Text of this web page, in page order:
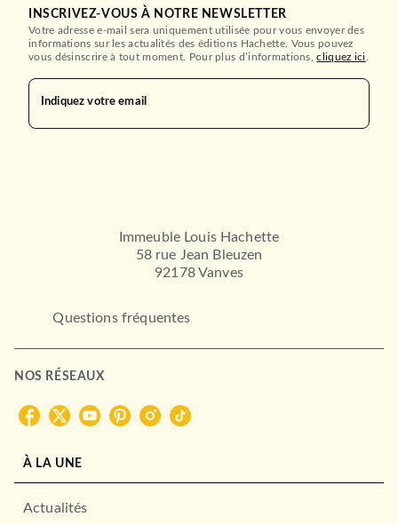
INSCRIVEZ-VOUS À NOTRE NEWSLETTER
Votre adresse e-mail sera uniquement utilisée pour vous envoyer des
informations sur les actualités des éditions Hachette. Vous pouvez
vous désinscrire à tout moment. Pour plus d’informations,cliquez ici
Indiquez votre email
Immeuble Louis Hachette
58 rue Jean Bleuzen
92178 Vanves
Questions fréquentes
NOS RÉSEAUX
À LA UNE
Actualités